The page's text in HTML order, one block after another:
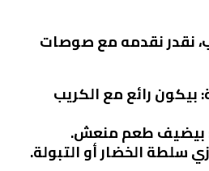
نقدر نقدمه مع صوصات
: بيكون رائع مع الكريب
بيضيف طعم منعش.
سلطة الخضار أو التبولة.